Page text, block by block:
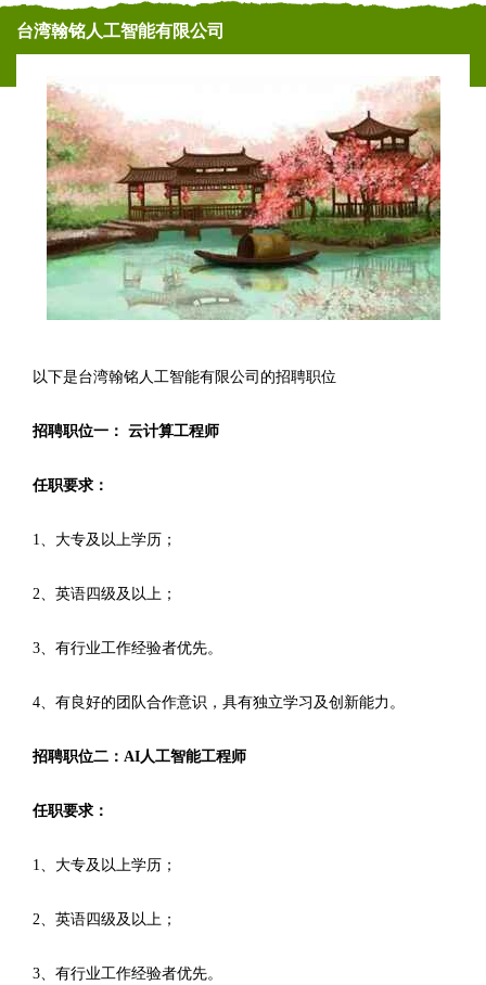
台湾翰铭人工智能有限公司
以下是台湾翰铭人工智能有限公司的招聘职位
招聘职位一： 云计算工程师
任职要求：
1、大专及以上学历；
2、英语四级及以上；
3、有行业工作经验者优先。
4、有良好的团队合作意识，具有独立学习及创新能力。
招聘职位二：AI人工智能工程师
任职要求：
1、大专及以上学历；
2、英语四级及以上；
3、有行业工作经验者优先。